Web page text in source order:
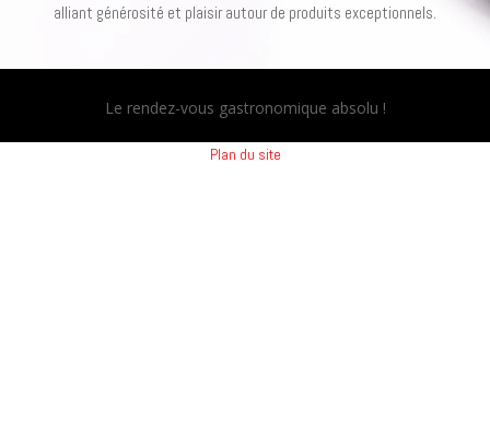
alliant générosité et plaisir autour de produits exceptionnels.
Le rendez-vous gastronomique absolu !
Plan du site